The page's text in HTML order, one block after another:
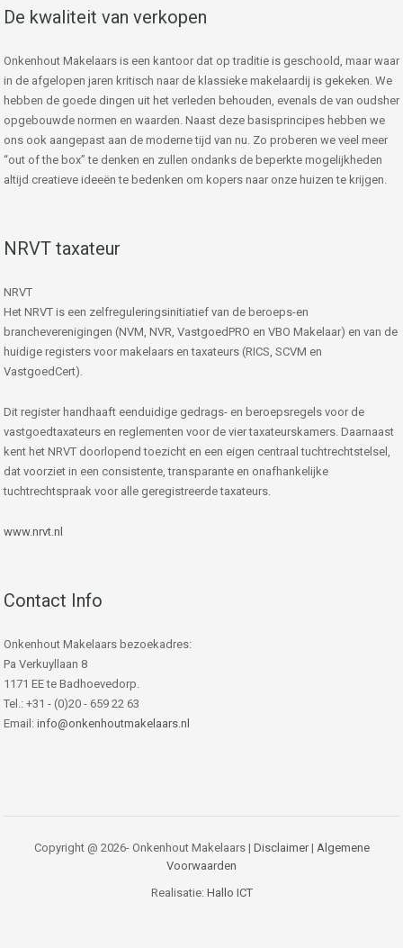
De kwaliteit van verkopen
Onkenhout Makelaars is een kantoor dat op traditie is geschoold, maar waar
in de afgelopen jaren kritisch naar de klassieke makelaardij is gekeken. We
hebben de goede dingen uit het verleden behouden, evenals de van oudsher
opgebouwde normen en waarden. Naast deze basisprincipes hebben we
ons ook aangepast aan de moderne tijd van nu. Zo proberen we veel meer
“out of the box” te denken en zullen ondanks de beperkte mogelijkheden
altijd creatieve ideeën te bedenken om kopers naar onze huizen te krijgen.
NRVT taxateur
NRVT
Het NRVT is een zelfreguleringsinitiatief van de beroeps-en
brancheverenigingen (NVM, NVR, VastgoedPRO en VBO Makelaar) en van de
huidige registers voor makelaars en taxateurs (RICS, SCVM en
VastgoedCert).
Dit register handhaaft eenduidige gedrags- en beroepsregels voor de
vastgoedtaxateurs en reglementen voor de vier taxateurskamers. Daarnaast
kent het NRVT doorlopend toezicht en een eigen centraal tuchtrechtstelsel,
dat voorziet in een consistente, transparante en onafhankelijke
tuchtrechtspraak voor alle geregistreerde taxateurs.
www.nrvt.nl
Contact Info
Onkenhout Makelaars bezoekadres:
Pa Verkuyllaan 8
1171 EE te Badhoevedorp.
Tel.: +31 - (0)20 - 659 22 63
Email: info@onkenhoutmakelaars.nl
Copyright @ 2026- Onkenhout Makelaars | Disclaimer| Algemene
Voorwaarden
Realisatie: Hallo ICT